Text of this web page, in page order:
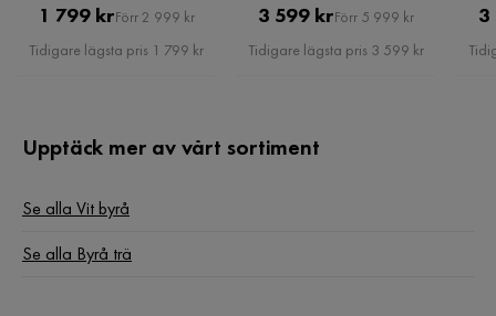
Pris
1 799 krOriginal
Pris
Förr 2 999 kr
Tidigare lägsta pris 1 799 kr
Pris
3 599 krOriginal
Pris
Förr 5 999 kr
Tidigare lägsta pris 3 599 kr
3
Upptäck mer av vårt sortiment
Se alla Vit byrå
Se alla Byrå trä